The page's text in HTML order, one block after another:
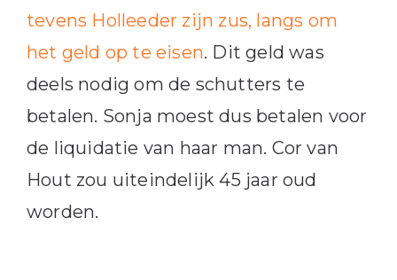
tevens Holleeder zijn zus, langs om
het geld op te eisen. Dit geld was
deels nodig om de schutters te
betalen. Sonja moest dus betalen voor
de liquidatie van haar man. Cor van
Hout zou uiteindelijk 45 jaar oud
worden.